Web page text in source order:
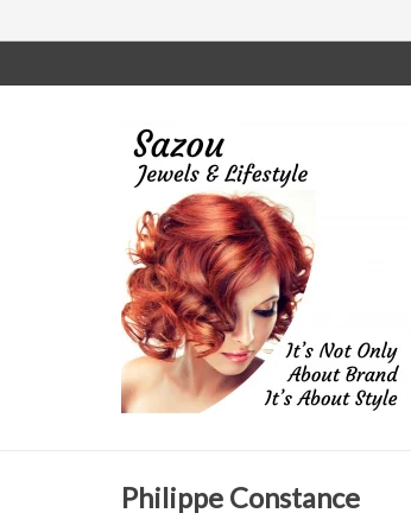
Philippe Constance